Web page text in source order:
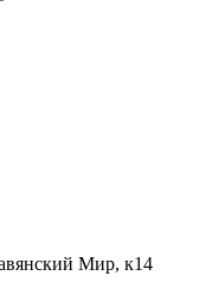
Мир, к14